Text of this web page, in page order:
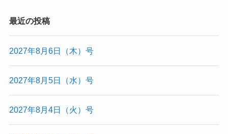
最近の投稿
2027年8月6日（木）号
2027年8月5日（水）号
2027年8月4日（火）号